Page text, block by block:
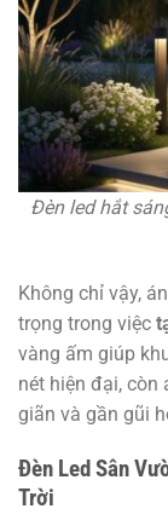
Đèn led hắt
Không chỉ vậy,
trọng trong việc
vàng ấm giúp
nét hiện đại, còn
giãn và gần gũi
Đèn Led Sân
Trời